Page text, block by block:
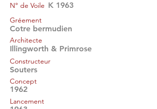
K 1963
N° de Voile
Gréement
Cotre bermudien
Architecte
Illingworth & Primrose
Constructeur
Souters
Concept
1962
Lancement